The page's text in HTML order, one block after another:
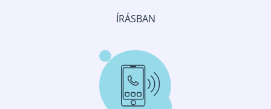
ÍRÁSBAN